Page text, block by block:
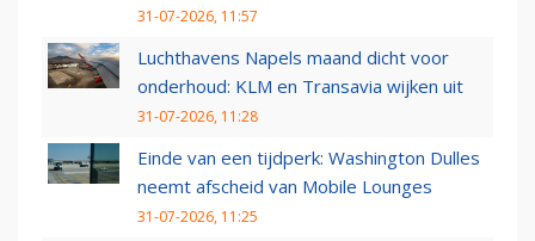
31-07-2026, 11:57
Luchthavens Napels maand dicht voor
onderhoud: KLM en Transavia wijken uit
31-07-2026, 11:28
Einde van een tijdperk: Washington Dulles
neemt afscheid van Mobile Lounges
31-07-2026, 11:25